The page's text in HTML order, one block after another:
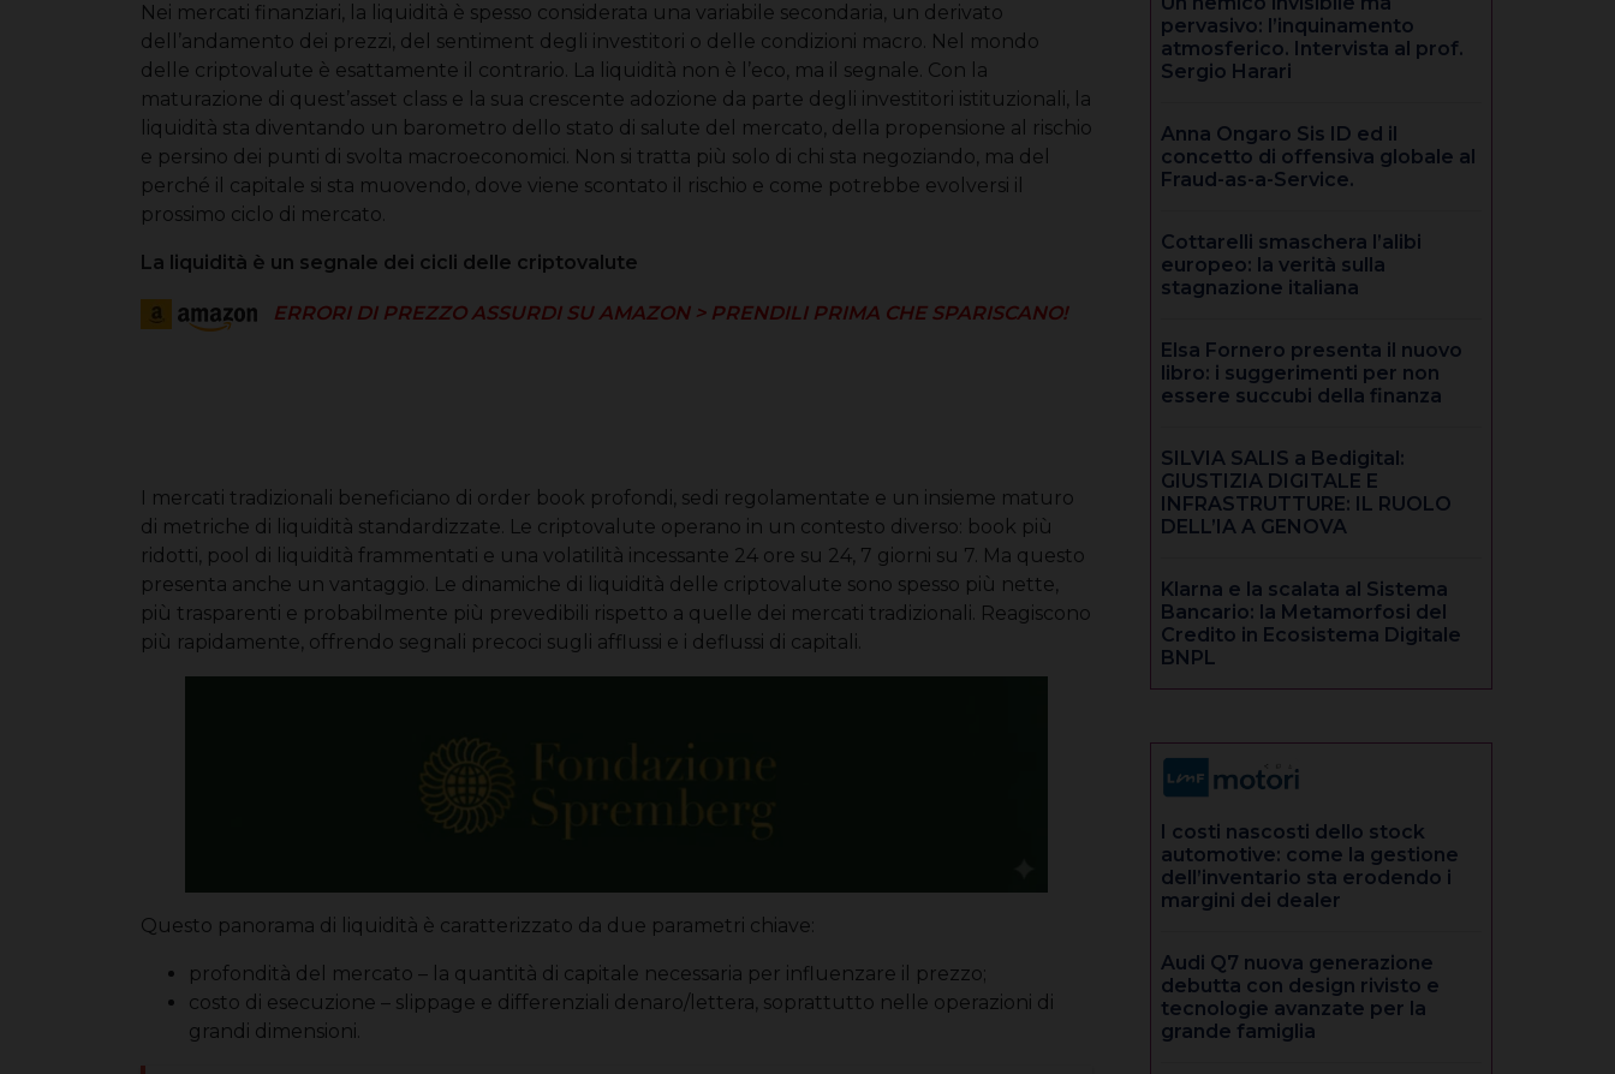
Nei mercati finanziari, la liquidità è spesso considerata una variabile secondaria, un derivato
dell’andamento dei prezzi, del sentiment degli investitori o delle condizioni macro. Nel mondo
delle criptovalute è esattamente il contrario. La liquidità non è l’eco, ma il segnale. Con la
maturazione di quest’asset class e la sua crescente adozione da parte degli investitori istituzionali, la
liquidità sta diventando un barometro dello stato di salute del mercato, della propensione al rischio
e persino dei punti di svolta macroeconomici. Non si tratta più solo di chi sta negoziando, ma del
perché il capitale si sta muovendo, dove viene scontato il rischio e come potrebbe evolversi il
prossimo ciclo di mercato.
La liquidità è un segnale dei cicli delle criptovalute
ERRORI DI PREZZO ASSURDI SU AMAZON > PRENDILI PRIMA CHE SPARISCANO!
I mercati tradizionali beneficiano di order book profondi, sedi regolamentate e un insieme maturo
di metriche di liquidità standardizzate. Le criptovalute operano in un contesto diverso: book più
ridotti, pool di liquidità frammentati e una volatilità incessante 24 ore su 24, 7 giorni su 7. Ma questo
presenta anche un vantaggio. Le dinamiche di liquidità delle criptovalute sono spesso più nette,
più trasparenti e probabilmente più prevedibili rispetto a quelle dei mercati tradizionali. Reagiscono
più rapidamente, offrendo segnali precoci sugli afflussi e i deflussi di capitali.
Questo panorama di liquidità è caratterizzato da due parametri chiave:
profondità del mercato – la quantità di capitale necessaria per influenzare il prezzo;
costo di esecuzione – slippage e differenziali denaro/lettera, soprattutto nelle operazioni di
grandi dimensioni.
pervasivo: l’inquinamento
atmosferico. Intervista al prof.
Sergio Harari
Anna Ongaro Sis ID ed il
concetto di offensiva globale al
Fraud-as-a-Service.
Cottarelli smaschera l’alibi
europeo: la verità sulla
stagnazione italiana
Elsa Fornero presenta il nuovo
libro: i suggerimenti per non
essere succubi della finanza
SILVIA SALIS a Bedigital:
GIUSTIZIA DIGITALE E
INFRASTRUTTURE: IL RUOLO
DELL’IA A GENOVA
Klarna e la scalata al Sistema
Bancario: la Metamorfosi del
Credito in Ecosistema Digitale
BNPL
I costi nascosti dello stock
automotive: come la gestione
dell’inventario sta erodendo i
margini dei dealer
Audi Q7 nuova generazione
debutta con design rivisto e
tecnologie avanzate per la
grande famiglia